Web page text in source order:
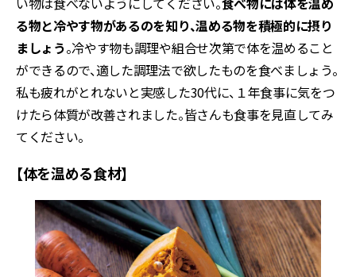
る物と冷やす物があるのを知り、温める物を積極的に摂り
ましょう。冷やす物も調理や組合せ次第で体を温めること
ができるので、適した調理法で欲したものを食べましょう。
私も疲れがとれないと実感した30代に、１年食事に気をつ
けたら体質が改善されました。皆さんも食事を見直してみ
てください。
【体を温める食材】